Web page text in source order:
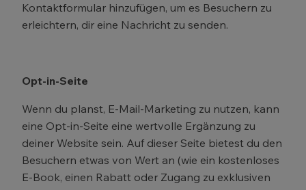
Kontaktformular hinzufügen, um es Besuchern zu
erleichtern, dir eine Nachricht zu senden.
Opt-in-Seite
Wenn du planst, E-Mail-Marketing zu nutzen, kann
eine Opt-in-Seite eine wertvolle Ergänzung zu
deiner Website sein. Auf dieser Seite bietest du den
Besuchern etwas von Wert an (wie ein kostenloses
E-Book, einen Rabatt oder Zugang zu exklusiven